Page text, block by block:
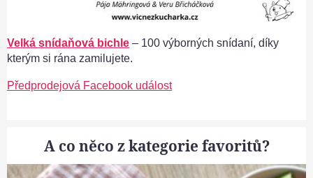
Velká snídaňová bichle – 100 výborných snídaní, díky
kterým si rána zamilujete.
Předprodejová Facebook událost
A co něco z kategorie favoritů?